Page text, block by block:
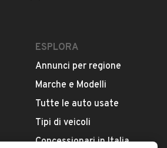
ESPLORA
Annunci per regione
Marche e Modelli
Tutte le auto usate
Tipi di veicoli
Concessionari in Italia